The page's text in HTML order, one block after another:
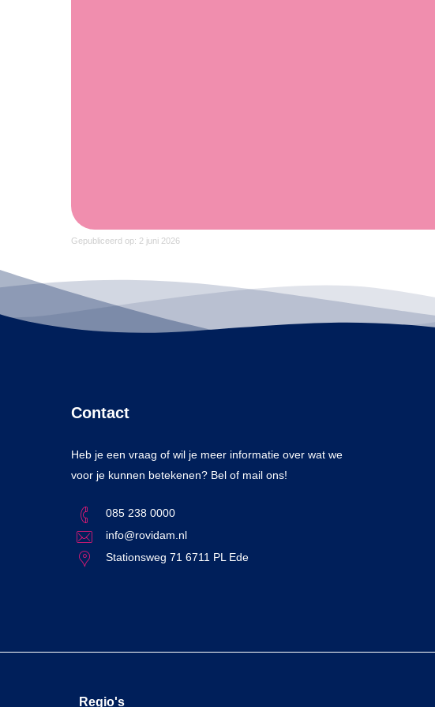
Gepubliceerd op: 2 juni 2026
Contact
Heb je een vraag of wil je meer informatie over wat we
voor je kunnen betekenen? Bel of mail ons!
085 238 0000
info@rovidam.nl
Stationsweg 71 6711 PL Ede
Regio's